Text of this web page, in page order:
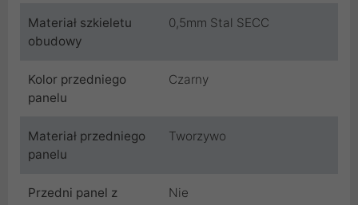
Materiał szkieletu
obudowy
0,5mm Stal SECC
Kolor przedniego
panelu
Czarny
Materiał przedniego
panelu
Tworzywo
Przedni panel z
Nie